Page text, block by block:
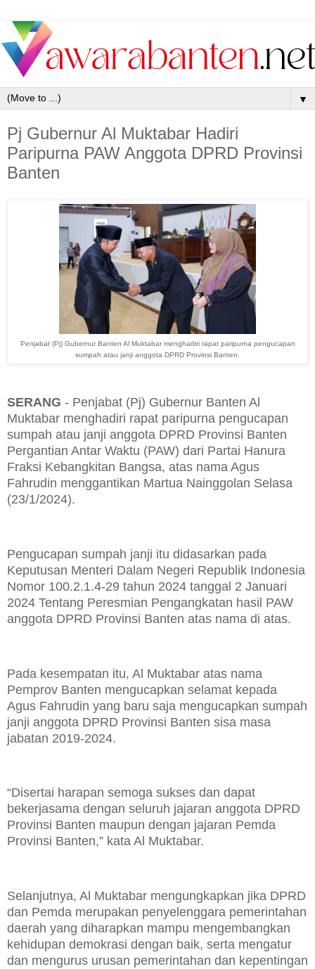
▼
Pj Gubernur Al Muktabar Hadiri
Paripurna PAW Anggota DPRD Provinsi
Banten
Penjabat (Pj) Gubernur Banten Al Muktabar menghadiri rapat paripurna pengucapan
sumpah atau janji anggota DPRD Provinsi Banten.
SERANG - Penjabat (Pj) Gubernur Banten Al
Muktabar menghadiri rapat paripurna pengucapan
sumpah atau janji anggota DPRD Provinsi Banten
Pergantian Antar Waktu (PAW) dari Partai Hanura
Fraksi Kebangkitan Bangsa, atas nama Agus
Fahrudin menggantikan Martua Nainggolan Selasa
(23/1/2024).
Pengucapan sumpah janji itu didasarkan pada
Keputusan Menteri Dalam Negeri Republik Indonesia
Nomor 100.2.1.4-29 tahun 2024 tanggal 2 Januari
2024 Tentang Peresmian Pengangkatan hasil PAW
anggota DPRD Provinsi Banten atas nama di atas.
Pada kesempatan itu, Al Muktabar atas nama
Pemprov Banten mengucapkan selamat kepada
Agus Fahrudin yang baru saja mengucapkan sumpah
janji anggota DPRD Provinsi Banten sisa masa
jabatan 2019-2024.
“Disertai harapan semoga sukses dan dapat
bekerjasama dengan seluruh jajaran anggota DPRD
Provinsi Banten maupun dengan jajaran Pemda
Provinsi Banten,” kata Al Muktabar.
Selanjutnya, Al Muktabar mengungkapkan jika DPRD
dan Pemda merupakan penyelenggara pemerintahan
daerah yang diharapkan mampu mengembangkan
kehidupan demokrasi dengan baik, serta mengatur
dan mengurus urusan pemerintahan dan kepentingan